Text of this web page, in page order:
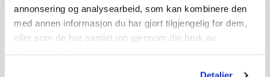
annonsering og analysearbeid, som kan kombinere den
med annen informasjon du har gjort tilgjengelig for dem,
eller som de har samlet inn gjennom din bruk av
Q & A